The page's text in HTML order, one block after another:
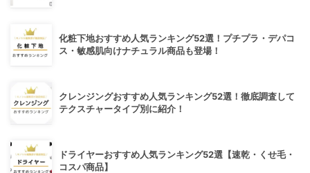
化粧下地おすすめ人気ランキング52選！プチプラ・デパコ
ス・敏感肌向けナチュラル商品も登場！
クレンジングおすすめ人気ランキング52選！徹底調査して
テクスチャータイプ別に紹介！
ドライヤーおすすめ人気ランキング52選【速乾・くせ毛・
コスパ商品】